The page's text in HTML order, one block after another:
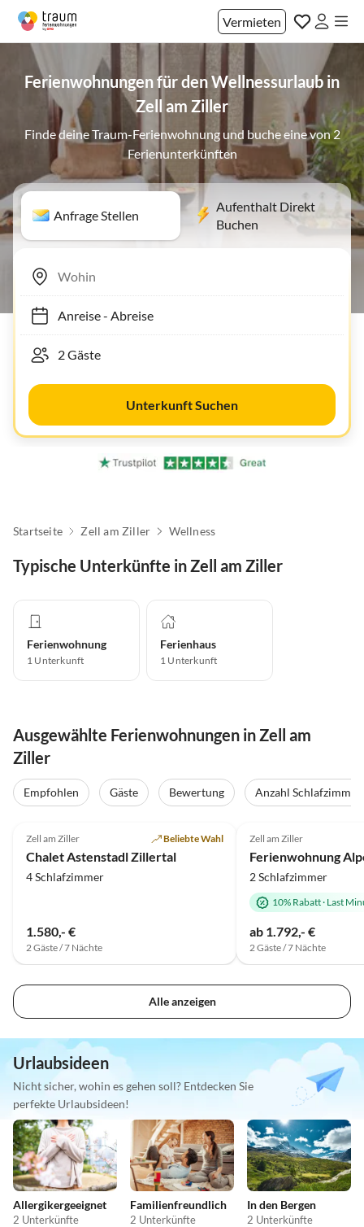
Vermieten
Ferienwohnungen für den Wellnessurlaub in
Zell am Ziller
Finde deine Traum-Ferienwohnung und buche eine von 2
Ferienunterkünften
Anfrage Stellen
Aufenthalt Direkt
Buchen
Anreise- Abreise
Unterkunft Suchen
Startseite Zell am Ziller Wellness
Typische Unterkünfte in Zell am Ziller
Ferienwohnung
1 Unterkunft
Ferienhaus
1 Unterkunft
Ausgewählte Ferienwohnungen in Zell am
Ziller
Empfohlen Gäste Bewertung Anzahl Schlafzimmer
Zell am Ziller Beliebte Wahl
Chalet Astenstadl Zillertal
4 Schlafzimmer
1.580,- €
2 Gäste / 7 Nächte
Wellness-Auszeit
Zell am Ziller
2 Schlafzimmer
10% Rabatt· Last
ab 1.792,- €
2 Gäste / 7 Nächte
Alle anzeigen
Urlaubsideen
Nicht sicher, wohin es gehen soll? Entdecken Sie
perfekte Urlaubsideen!
Allergikergeeignet
2 Unterkünfte
Familienfreundlich
2 Unterkünfte
In den Bergen
2 Unterkünfte